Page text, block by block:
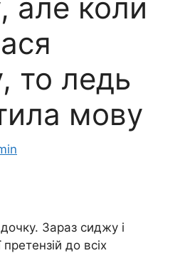
але коли
то ледь
мову
Зараз сиджу і
до всіх